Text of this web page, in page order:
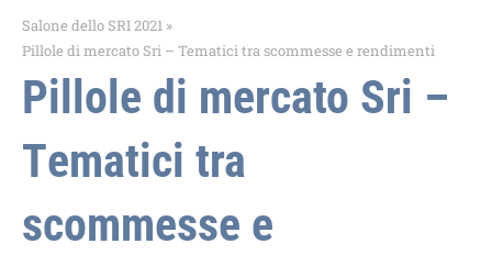
Salone dello SRI 2021 »
Pillole di mercato Sri – Tematici tra scommesse e rendimenti
Pillole di mercato Sri –
Tematici tra
scommesse e